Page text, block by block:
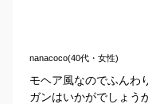
nanacoco(40代・女性)
モヘア風なのでふんわ
ガンはいかがでしょう